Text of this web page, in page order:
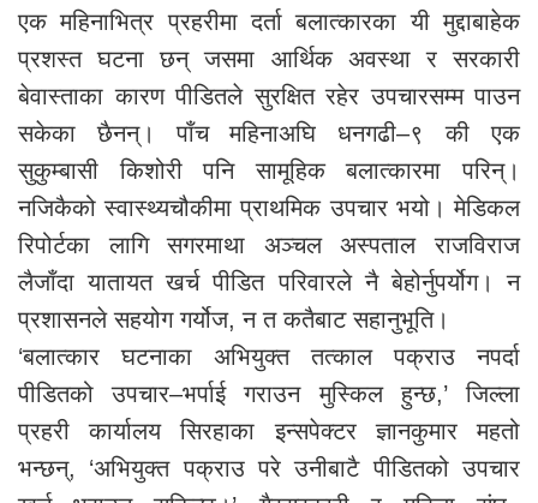
एक महिनाभित्र प्रहरीमा दर्ता बलात्कारका यी मुद्दाबाहेक
प्रशस्त घटना छन् जसमा आर्थिक अवस्था र सरकारी
बेवास्ताका कारण पीडितले सुरक्षित रहेर उपचारसम्म पाउन
सकेका छैनन्। पाँच महिनाअघि धनगढी–९ की एक
सुकुम्बासी किशोरी पनि सामूहिक बलात्कारमा परिन्।
नजिकैको स्वास्थ्यचौकीमा प्राथमिक उपचार भयो। मेडिकल
रिपोर्टका लागि सगरमाथा अञ्चल अस्पताल राजविराज
लैजाँदा यातायत खर्च पीडित परिवारले नै बेहोर्नुपर्योग। न
प्रशासनले सहयोग गर्योज, न त कतैबाट सहानुभूति।
‘बलात्कार घटनाका अभियुक्त तत्काल पक्राउ नपर्दा
पीडितको उपचार–भर्पाई गराउन मुस्किल हुन्छ,’ जिल्ला
प्रहरी कार्यालय सिरहाका इन्सपेक्टर ज्ञानकुमार महतो
भन्छन्, ‘अभियुक्त पक्राउ परे उनीबाटै पीडितको उपचार